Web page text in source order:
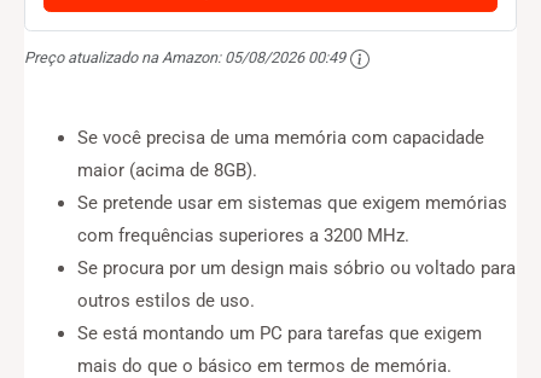
Preço atualizado na Amazon: 05/08/2026 00:49
Se você precisa de uma memória com capacidade
maior (acima de 8GB).
Se pretende usar em sistemas que exigem memórias
com frequências superiores a 3200 MHz.
Se procura por um design mais sóbrio ou voltado para
outros estilos de uso.
Se está montando um PC para tarefas que exigem
mais do que o básico em termos de memória.